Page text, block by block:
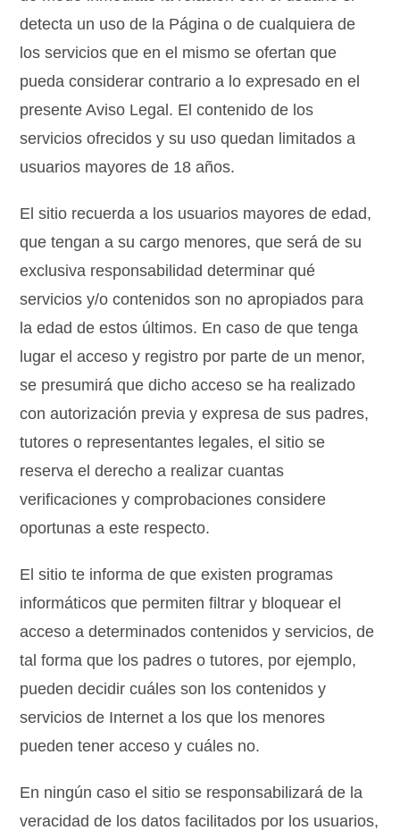
detecta un uso de la Página o de cualquiera de
los servicios que en el mismo se ofertan que
pueda considerar contrario a lo expresado en el
presente Aviso Legal. El contenido de los
servicios ofrecidos y su uso quedan limitados a
usuarios mayores de 18 años.
El sitio recuerda a los usuarios mayores de edad,
que tengan a su cargo menores, que será de su
exclusiva responsabilidad determinar qué
servicios y/o contenidos son no apropiados para
la edad de estos últimos. En caso de que tenga
lugar el acceso y registro por parte de un menor,
se presumirá que dicho acceso se ha realizado
con autorización previa y expresa de sus padres,
tutores o representantes legales, el sitio se
reserva el derecho a realizar cuantas
verificaciones y comprobaciones considere
oportunas a este respecto.
El sitio te informa de que existen programas
informáticos que permiten filtrar y bloquear el
acceso a determinados contenidos y servicios, de
tal forma que los padres o tutores, por ejemplo,
pueden decidir cuáles son los contenidos y
servicios de Internet a los que los menores
pueden tener acceso y cuáles no.
En ningún caso el sitio se responsabilizará de la
veracidad de los datos facilitados por los usuarios,